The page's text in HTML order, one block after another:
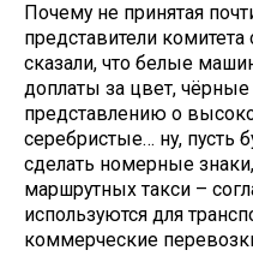
Почему не принятая
представители
сказали, что белые
доплаты за цвет, чёрные
представлению о
серебристые… ну, пусть
сделать номерные
маршрутных такси –
используются для
коммерческие